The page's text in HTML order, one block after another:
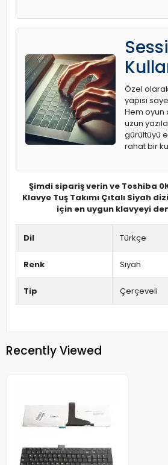
Özel
yapısı
Hem oyun
uzun
gürültüyü
rahat bir
Şimdi sipariş verin ve Toshiba
Klavye Tuş Takımı Çıtalı Siyah
için en uygun klavyeyi
Dil Türkçe
Renk Siyah
Tip Çerçeveli
Recently Viewed